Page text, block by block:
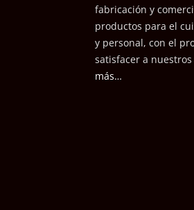
fabricación y
productos para el
y personal, con el
satisfacer a nuestros
más…